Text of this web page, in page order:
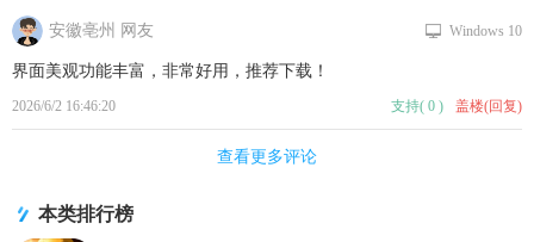
安徽亳州 网友
2026/6/2 16:46:20
界面美观功能丰富，非常好用，推荐下载！
Windows 10
支持( 0 ) 盖楼(回复)
查看更多评论
本类排行榜